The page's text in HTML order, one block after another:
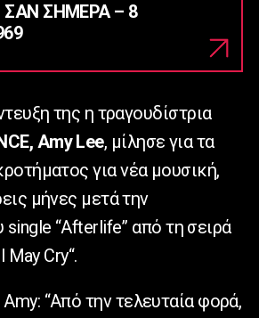
ΣΑΝ ΣΗΜΕΡΑ – 8
της η τραγουδίστρια
, Amy Lee, μίλησε για τα
για νέα μουσική,
μήνες μετά την
single “Afterlife” από τη σειρά
May Cry“.
Amy: “Από την τελευταία φορά,